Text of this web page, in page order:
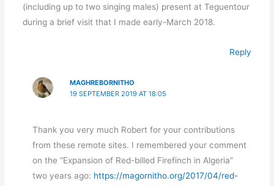
(including up to two singing males) present at Teguentour
during a brief visit that I made early-March 2018.
Reply
MAGHREBORNITHO
19 SEPTEMBER 2019 AT 18:05
Thank you very much Robert for your contributions
from these remote sites. I remembered your comment
on the “Expansion of Red-billed Firefinch in Algeria”
two years ago: https://magornitho.org/2017/04/red-